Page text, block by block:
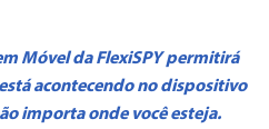
Móvel da FlexiSPY permitirá
acontecendo no dispositivo
importa onde você esteja.